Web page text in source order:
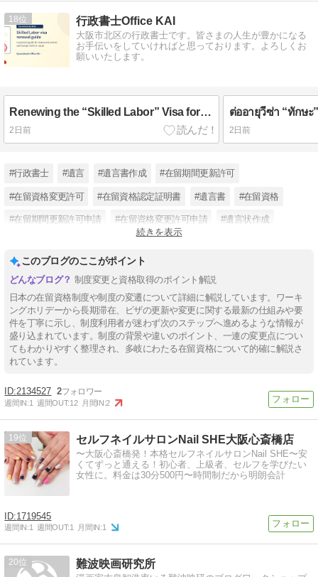
18 行政書士Office KAI
大阪市北区の行政書士です。皆さまの人生が豊かになる
お手伝いをしていければと思っております。よろしくお
願いいたします。
Renewing the “Skilled Labor” Visa for Foreign Chefs in Japan — A Practical Guide for Restaurant Owners and Chefs
2日前 2日前
#行政書士 #遺言 #遺言書作成 #在留期間更新許可
#在留資格変更許可 #在留資格認定証明書 #遺言書 #在留資格
#在留期間更新許可申請 #在留資格変更許可申請 #遺言状作成
続きを表示
このブログのここがポイント
制度変更と資格取得のポイント解説
日本の在留資格制度や制度の変遷について詳細に解説しています。ワーキ
ングホリデーから長期滞在、ビザの更新や変更に関する最新の仕組みや要
件を丁寧に示し、制度利用者が迷わず次のステップへ進めるような情報が
盛り込まれています。制度の背景や違いのポイント、一連の変更点につい
てもわかりやすく整理され、多岐にわたる在留資格について的確に解説さ
れています。
2134527 2
週間IN:1 週間OUT:12 月間IN:2
19 セルフネイルサロンNail SHE大阪心斎橋店
〜大阪心斎橋発！本格セルフネイルサロンNail SHE〜安
くてずっと通える！初心者、上級者、セルフを学びたい
女性に。料金は30分500円〜時間制だから明朗会計
1719545
週間IN:1 週間OUT:1 月間IN:1
20 難波映画研究所